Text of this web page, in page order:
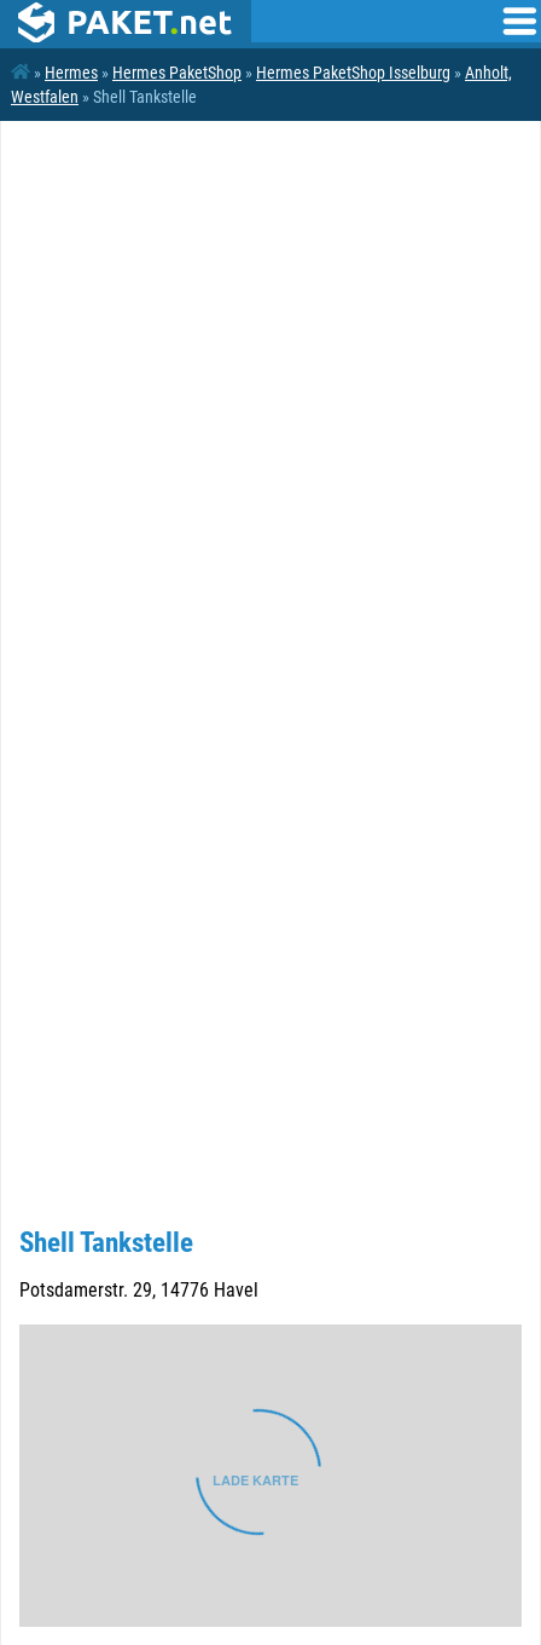
» Hermes » Hermes PaketShop » Hermes PaketShop Isselburg »Anholt,
Westfalen » Shell Tankstelle
Shell Tankstelle
Potsdamerstr. 29, 14776 Havel
LADE KARTE